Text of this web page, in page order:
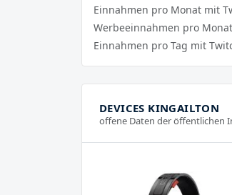
Einnahmen pro Monat mit
Werbeeinnahmen pro
Einnahmen pro Tag mit
DEVICES KINGAILTON
offene Daten der öffentlichen